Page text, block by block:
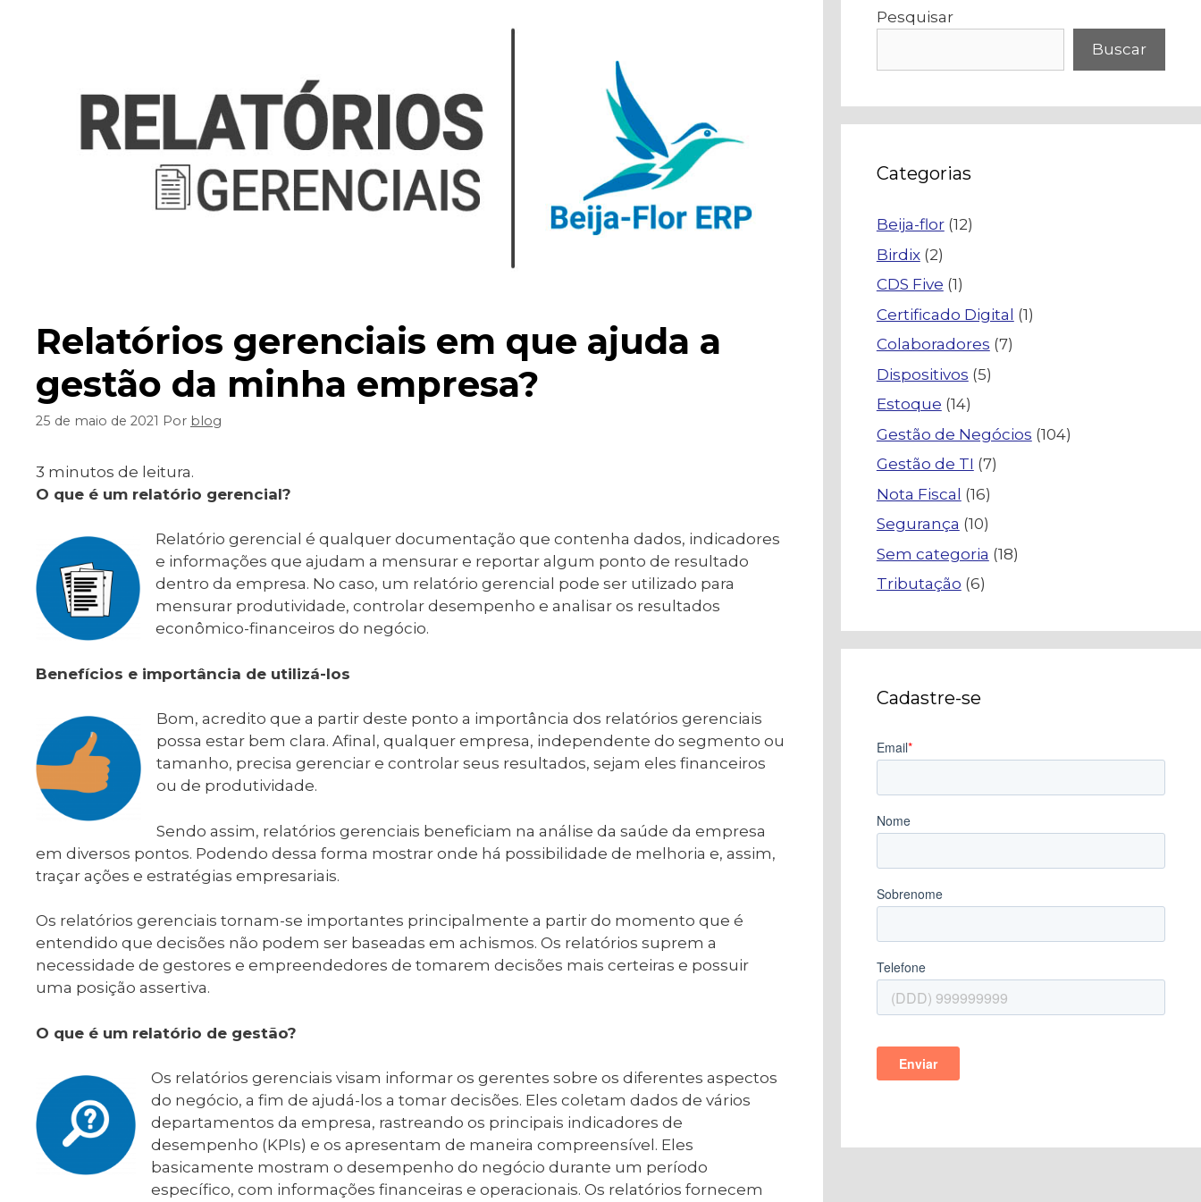
Relatórios gerenciais em que ajuda a
gestão da minha empresa?
25 de maio de 2021 Por blog
3 minutos de leitura.
O que é um relatório gerencial?
Relatório gerencial é qualquer documentação que contenha dados, indicadores
e informações que ajudam a mensurar e reportar algum ponto de resultado
dentro da empresa. No caso, um relatório gerencial pode ser utilizado para
mensurar produtividade, controlar desempenho e analisar os resultados
econômico-financeiros do negócio.
Benefícios e importância de utilizá-los
Bom, acredito que a partir deste ponto a importância dos relatórios gerenciais
possa estar bem clara. Afinal, qualquer empresa, independente do segmento ou
tamanho, precisa gerenciar e controlar seus resultados, sejam eles financeiros
ou de produtividade.
Sendo assim, relatórios gerenciais beneficiam na análise da saúde da empresa
em diversos pontos. Podendo dessa forma mostrar onde há possibilidade de melhoria e, assim,
traçar ações e estratégias empresariais.
Os relatórios gerenciais tornam-se importantes principalmente a partir do momento que é
entendido que decisões não podem ser baseadas em achismos. Os relatórios suprem a
necessidade de gestores e empreendedores de tomarem decisões mais certeiras e possuir
uma posição assertiva.
O que é um relatório de gestão?
Os relatórios gerenciais visam informar os gerentes sobre os diferentes aspectos
do negócio, a fim de ajudá-los a tomar decisões. Eles coletam dados de vários
departamentos da empresa, rastreando os principais indicadores de
desempenho (KPIs) e os apresentam de maneira compreensível. Eles
basicamente mostram o desempenho do negócio durante um período
específico, com informações financeiras e operacionais. Os relatórios fornecem
Pesquisar
Buscar
Categorias
Beija-flor(12)
Birdix(2)
CDS Five (1)
Certificado Digital (1)
Colaboradores (7)
Dispositivos (5)
Estoque (14)
Gestão de Negócios (104)
Gestão de TI (7)
Nota Fiscal (16)
Segurança (10)
Sem categoria (18)
Tributação (6)
Cadastre-se